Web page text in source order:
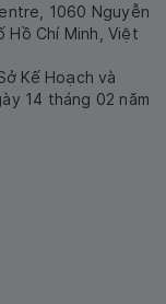
1060 Nguyễn
Hồ Chí Minh, Việt
Kế Hoạch và
14 tháng 02 năm